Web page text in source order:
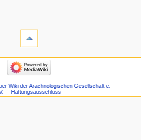
Wiki der Arachnologischen Gesellschaft e.
Haftungsausschluss